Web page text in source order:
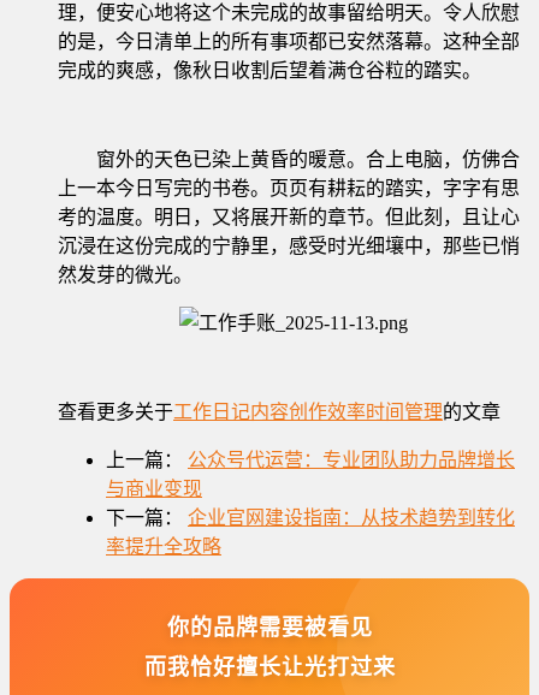
理，便安心地将这个未完成的故事留给明天。令人欣慰
的是，今日清单上的所有事项都已安然落幕。这种全部
完成的爽感，像秋日收割后望着满仓谷粒的踏实。
窗外的天色已染上黄昏的暖意。合上电脑，仿佛合
上一本今日写完的书卷。页页有耕耘的踏实，字字有思
考的温度。明日，又将展开新的章节。但此刻，且让心
沉浸在这份完成的宁静里，感受时光细壤中，那些已悄
然发芽的微光。
查看更多关于工作日记内容创作效率时间管理的文章
上一篇： 公众号代运营：专业团队助力品牌增长
与商业变现
下一篇： 企业官网建设指南：从技术趋势到转化
率提升全攻略
你的品牌需要被看见
而我恰好擅长让光打过来